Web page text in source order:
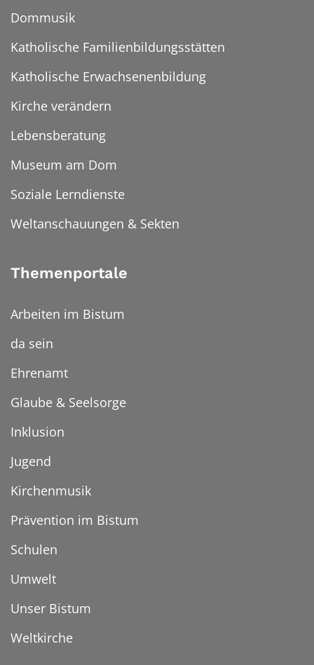
Dommusik
Katholische Familienbildungsstätten
Katholische Erwachsenenbildung
Kirche verändern
Lebensberatung
Museum am Dom
Soziale Lerndienste
Weltanschauungen & Sekten
Themenportale
Arbeiten im Bistum
da sein
Ehrenamt
Glaube & Seelsorge
Inklusion
Jugend
Kirchenmusik
Prävention im Bistum
Schulen
Umwelt
Unser Bistum
Weltkirche